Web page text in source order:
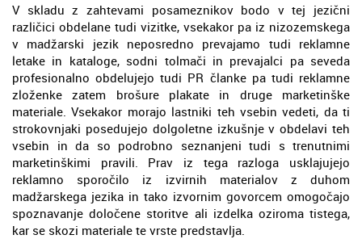
V skladu z zahtevami posameznikov bodo v tej jezični
različici obdelane tudi vizitke, vsekakor pa iz nizozemskega
v madžarski jezik neposredno prevajamo tudi reklamne
letake in kataloge, sodni tolmači in prevajalci pa seveda
profesionalno obdelujejo tudi PR članke pa tudi reklamne
zloženke zatem brošure plakate in druge marketinške
materiale. Vsekakor morajo lastniki teh vsebin vedeti, da ti
strokovnjaki posedujejo dolgoletne izkušnje v obdelavi teh
vsebin in da so podrobno seznanjeni tudi s trenutnimi
marketinškimi pravili. Prav iz tega razloga usklajujejo
reklamno sporočilo iz izvirnih materialov z duhom
madžarskega jezika in tako izvornim govorcem omogočajo
spoznavanje določene storitve ali izdelka oziroma tistega,
kar se skozi materiale te vrste predstavlja.